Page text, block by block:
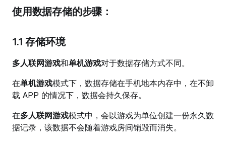
使用数据存储的步骤：
1.1 存储环境
多人联网游戏和单机游戏对于数据存储方式不同。
在单机游戏模式下，数据存储在手机地本内存中，在不卸
载 APP 的情况下，数据会持久保存。
在多人联网游戏模式中，会以游戏为单位创建一份永久数
据记录，该数据不会随着游戏房间销毁而消失。